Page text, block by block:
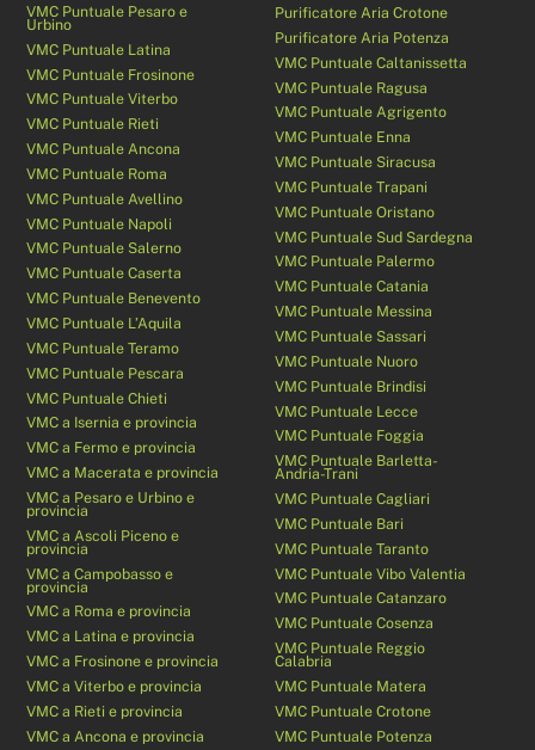
VMC Puntuale Pesaro e
Urbino
VMC Puntuale Latina
VMC Puntuale Frosinone
VMC Puntuale Viterbo
VMC Puntuale Rieti
VMC Puntuale Ancona
VMC Puntuale Roma
VMC Puntuale Avellino
VMC Puntuale Napoli
VMC Puntuale Salerno
VMC Puntuale Caserta
VMC Puntuale Benevento
VMC Puntuale L’Aquila
VMC Puntuale Teramo
VMC Puntuale Pescara
VMC Puntuale Chieti
VMC a Isernia e provincia
VMC a Fermo e provincia
VMC a Macerata e provincia
VMC a Pesaro e Urbino e
provincia
VMC a Ascoli Piceno e
provincia
VMC a Campobasso e
provincia
VMC a Roma e provincia
VMC a Latina e provincia
VMC a Frosinone e provincia
VMC a Viterbo e provincia
VMC a Rieti e provincia
VMC a Ancona e provincia
Purificatore Aria Crotone
Purificatore Aria Potenza
VMC Puntuale Caltanissetta
VMC Puntuale Ragusa
VMC Puntuale Agrigento
VMC Puntuale Enna
VMC Puntuale Siracusa
VMC Puntuale Trapani
VMC Puntuale Oristano
VMC Puntuale Sud Sardegna
VMC Puntuale Palermo
VMC Puntuale Catania
VMC Puntuale Messina
VMC Puntuale Sassari
VMC Puntuale Nuoro
VMC Puntuale Brindisi
VMC Puntuale Lecce
VMC Puntuale Foggia
VMC Puntuale Barletta-
Andria-Trani
VMC Puntuale Cagliari
VMC Puntuale Bari
VMC Puntuale Taranto
VMC Puntuale Vibo Valentia
VMC Puntuale Catanzaro
VMC Puntuale Cosenza
VMC Puntuale Reggio
Calabria
VMC Puntuale Matera
VMC Puntuale Crotone
VMC Puntuale Potenza